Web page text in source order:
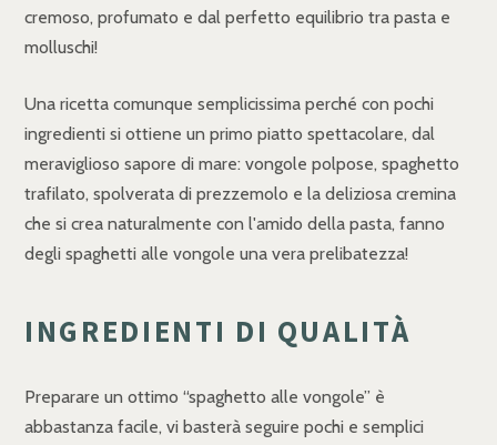
cremoso, profumato e dal perfetto equilibrio tra pasta e
molluschi!
Una ricetta comunque semplicissima perché con pochi
ingredienti si ottiene un primo piatto spettacolare, dal
meraviglioso sapore di mare: vongole polpose, spaghetto
trafilato, spolverata di prezzemolo e la deliziosa cremina
che si crea naturalmente con l'amido della pasta, fanno
degli spaghetti alle vongole una vera prelibatezza!
INGREDIENTI DI QUALITÀ
Preparare un ottimo “spaghetto alle vongole” è
abbastanza facile, vi basterà seguire pochi e semplici